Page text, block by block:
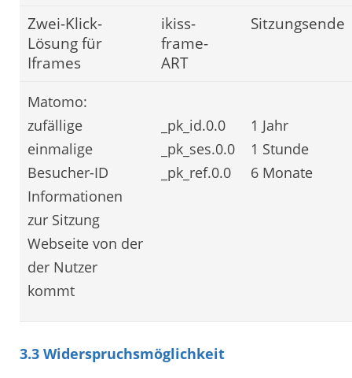
Zwei-Klick-
Lösung für
Iframes
ikiss-
frame-
ART
Sitzungsende
Matomo:
zufällige
einmalige
Besucher-ID
Informationen
zur Sitzung
Webseite von der
der Nutzer
kommt
_pk_id.0.0
_pk_ses.0.0
_pk_ref.0.0
1 Jahr
1 Stunde
6 Monate
3.3 Widerspruchsmöglichkeit